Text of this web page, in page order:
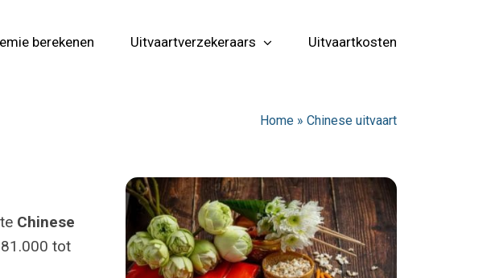
berekenen Uitvaartverzekeraars Uitvaartkosten
Home »Chinese uitvaart
Chinese
tot